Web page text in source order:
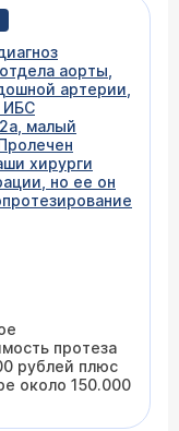
аорты,
артерии,
ИБС
малый
хирурги
но ее он
протеза
рублей плюс
около 150.000